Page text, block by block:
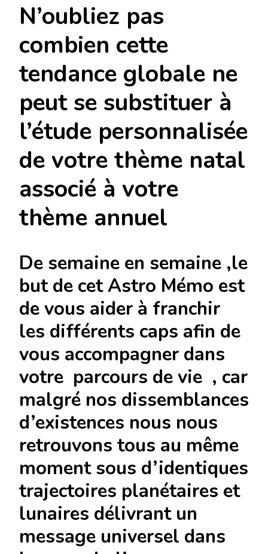
N’oubliez pas
combien cette
tendance globale ne
peut se substituer à
l’étude personnalisée
de votre thème natal
associé à votre
thème annuel
De semaine en semaine ,le
but de cet Astro Mémo est
de vous aider à franchir
les différents caps afin de
vous accompagner dans
votre parcours de vie , car
malgré nos dissemblances
d’existences nous nous
retrouvons tous au même
moment sous d’identiques
trajectoires planétaires et
lunaires délivrant un
message universel dans